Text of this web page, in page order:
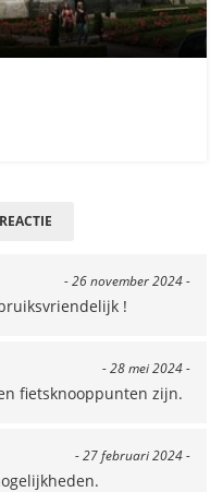
- 26 november 2024 -
!
- 28 mei 2024 -
fietsknooppunten zijn.
- 27 februari 2024 -